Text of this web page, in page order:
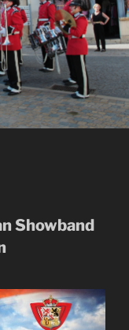
Showband